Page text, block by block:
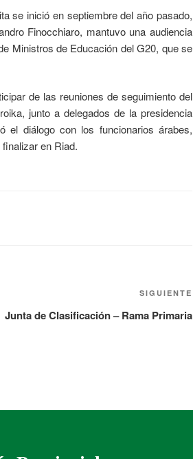
se inició en septiembre del año pasado,
Finocchiaro, mantuvo una audiencia
Ministros de Educación del G20, que se
de las reuniones de seguimiento del
junto a delegados de la presidencia
el diálogo con los funcionarios árabes,
en Riad.
SIGUIENTE
Junta de Clasificación – Rama Primaria